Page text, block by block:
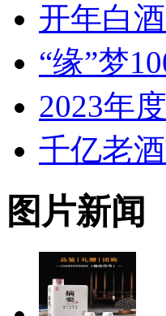
开年白
“缘”梦
2023年
千亿老
图片新闻